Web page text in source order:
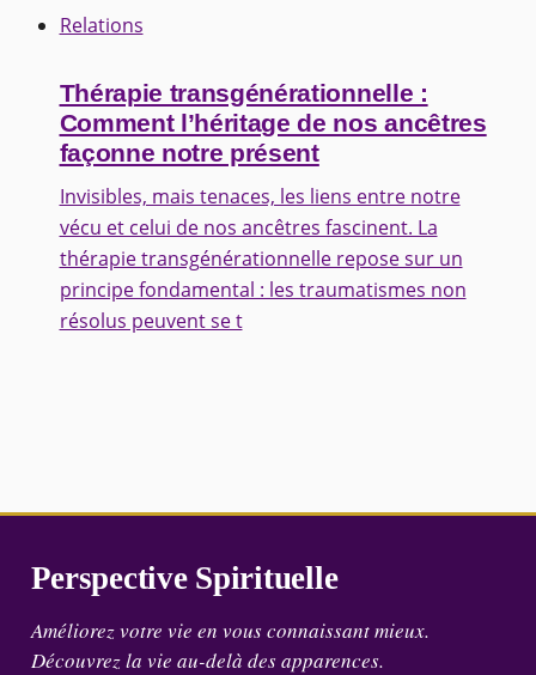
Relations
Thérapie transgénérationnelle :
Comment l’héritage de nos ancêtres
façonne notre présent
Invisibles, mais tenaces, les liens entre notre
vécu et celui de nos ancêtres fascinent. La
thérapie transgénérationnelle repose sur un
principe fondamental : les traumatismes non
résolus peuvent se t
Perspective Spirituelle
Améliorez votre vie en vous connaissant mieux.
Découvrez la vie au-delà des apparences.